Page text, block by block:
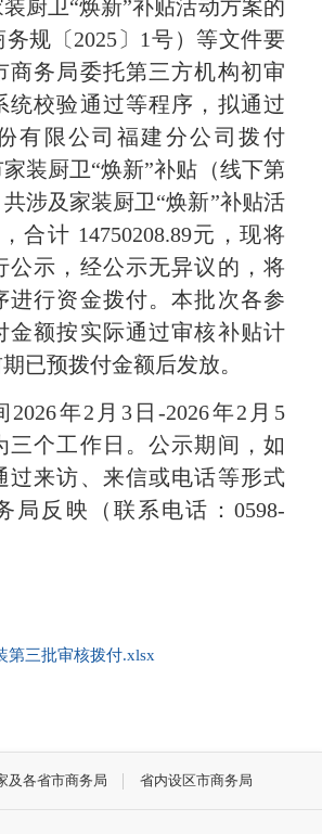
厨卫“焕新”补贴活动方案的
规〔2025〕1号）等文件要
商务局委托第三方机构初审
统校验通过等程序，拟通过
有限公司福建分公司拨付
装厨卫“焕新”补贴（线下第
涉及家装厨卫“焕新”补贴活
合计 14750208.89元，现将
公示，经公示无异议的，将
进行资金拨付。本批次各参
金额按实际通过审核补贴计
已预拨付金额后发放。
2026年2月3日-2026年2月5
三个工作日。公示期间，如
过来访、来信或电话等形式
局反映（联系电话：0598-
第三批审核拨付.xlsx
及各省市商务局 省内设区市商务局